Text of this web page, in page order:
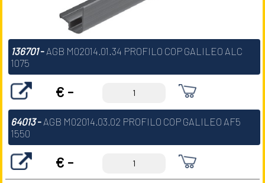
136701- AGB M02014.01.34 PROFILO COP GALILEO ALC
1075
€ -
64013- AGB M02014.03.02 PROFILO COP GALILEO AF5
1550
€ -